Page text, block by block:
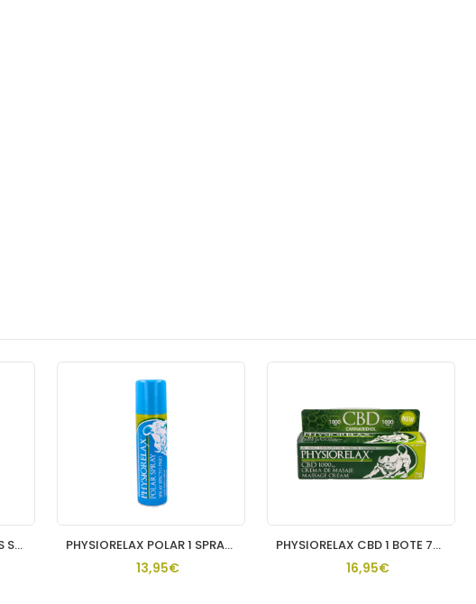
PHYSIORELAX FORTE PLUS SPRAY 1 ENVASE 150 ML PHYSIORELAX POLAR 1 SPRAY 150 ML
13,95€
PHYSIORELAX CBD 1 BOTE 75 ML
16,95€